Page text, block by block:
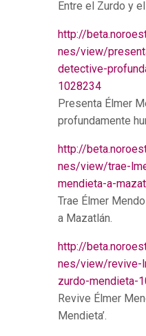
Entre el Zurdo y el
http://
nes/view/
detective-
1028234
Presenta Élmer
profundamente
http://
nes/view/trae-
mendieta-a-
Trae Élmer
a Mazatlán.
http://
nes/view/revive-
zurdo-mendieta-
Revive Élmer
Mendieta’.